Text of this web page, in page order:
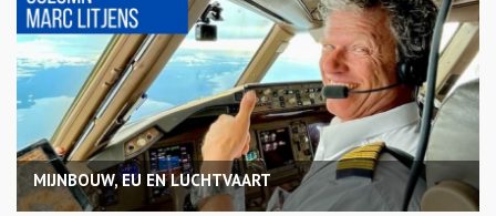
MIJNBOUW, EU EN LUCHTVAART